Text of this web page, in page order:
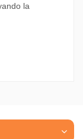
la